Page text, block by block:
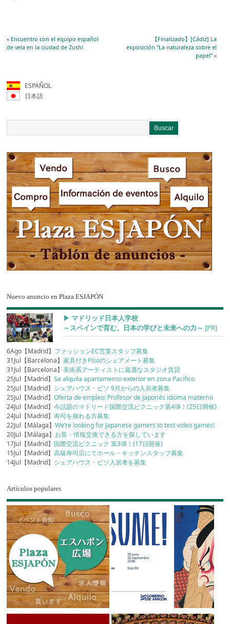
« Encuentro con el equipo español
de vela en la ciudad de Zushi
【Finalizado】[Cádiz] La
exposición “La naturaleza sobre el
papel”»
ESPAÑOL
日本語
Nuevo anuncio en Plaza ESJAPÓN
▶︎ マドリッド日本人学校
～スペインで育む、日本の学びと未来への力～ [PR]
6Ago【Madrid】 ファッションEC営業スタッフ募集
31Jul【Barcelona】家具付きPisoのシェアメート募集
31Jul【Barcelona】美術系アーティストに最適なスタジオ賃貸
25Jul【Madrid】Se alquila apartamento exterior en zona Pacifico
25Jul【Madrid】 シェアハウス・ピソ 9月からの入居者募集
25Jul【Madrid】Oferta de empleo: Profesor de japonés idioma materno
24Jul【Madrid】今話題のマドリード国際交流ピクニック第4弾！(25日開催)
24Jul【Madrid】寿司を握れる方募集
22Jul【Málaga】We’re looking for Japanese gamers to test video games!
20Jul【Málaga】 お茶・情報交換できる方を探しています
17Jul【Madrid】 国際交流ピクニック 第3弾！(17日開催)
15Jul【Madrid】高級寿司店にてホール・キッチンスタッフ募集
14Jul【Madrid】 シェアハウス・ピソ入居者を募集
Artículos populares